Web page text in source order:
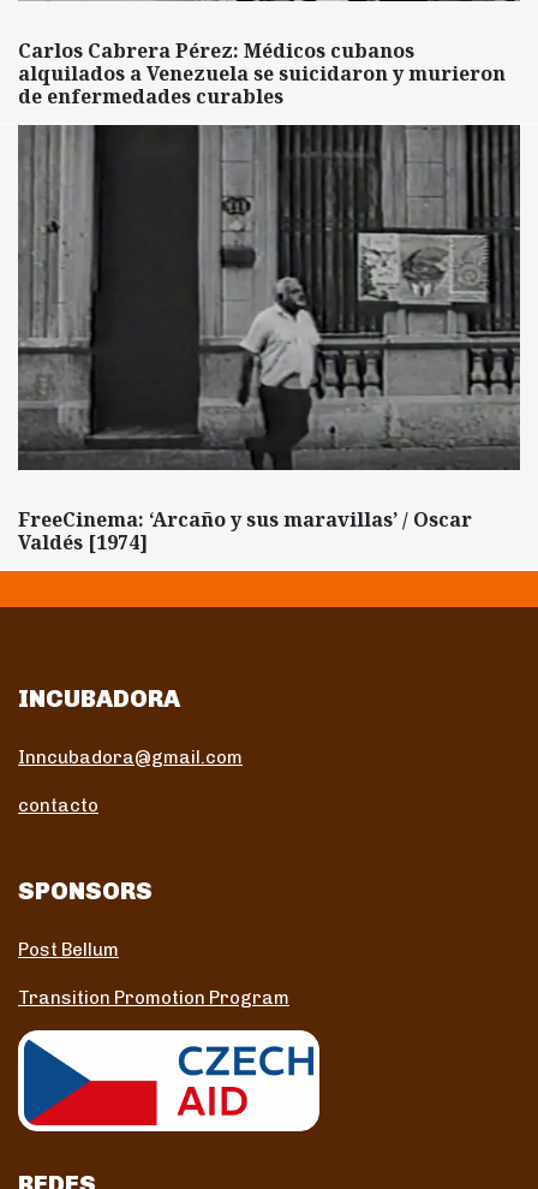
Carlos Cabrera Pérez: Médicos cubanos
alquilados a Venezuela se suicidaron y murieron
de enfermedades curables
FreeCinema: ‘Arcaño y sus maravillas’ / Oscar
Valdés [1974]
INCUBADORA
Inncubadora@gmail.com
contacto
SPONSORS
Post Bellum
Transition Promotion Program